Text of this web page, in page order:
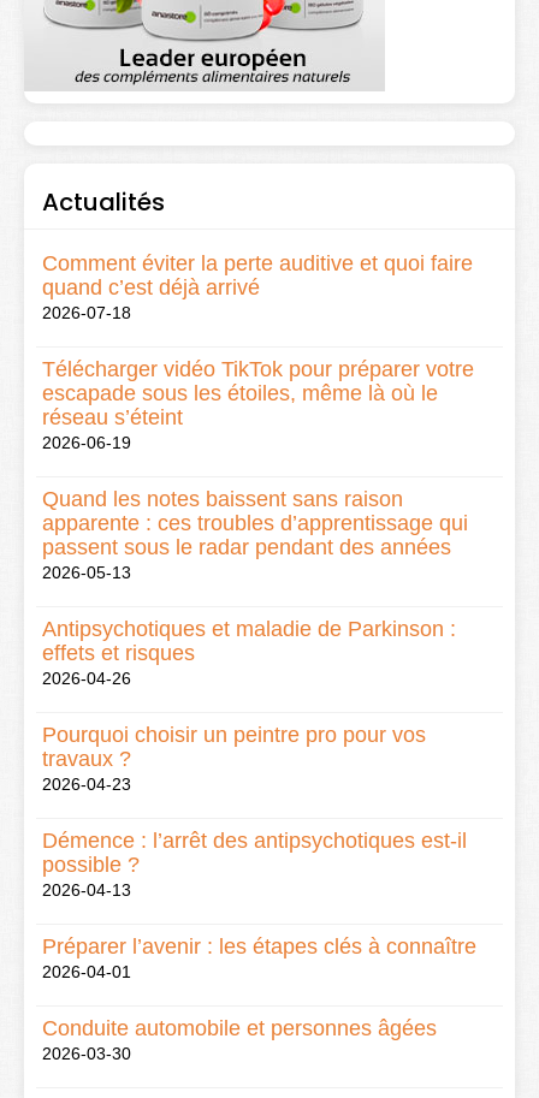
Actualités
Comment éviter la perte auditive et quoi faire
quand c’est déjà arrivé
2026-07-18
Télécharger vidéo TikTok pour préparer votre
escapade sous les étoiles, même là où le
réseau s’éteint
2026-06-19
Quand les notes baissent sans raison
apparente : ces troubles d’apprentissage qui
passent sous le radar pendant des années
2026-05-13
Antipsychotiques et maladie de Parkinson :
effets et risques
2026-04-26
Pourquoi choisir un peintre pro pour vos
travaux ?
2026-04-23
Démence : l’arrêt des antipsychotiques est-il
possible ?
2026-04-13
Préparer l’avenir : les étapes clés à connaître
2026-04-01
Conduite automobile et personnes âgées
2026-03-30